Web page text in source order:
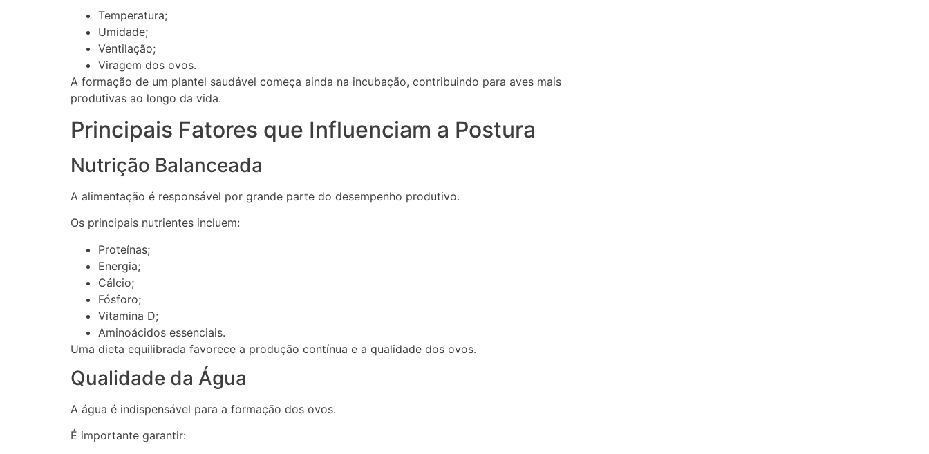
Temperatura;
Umidade;
Ventilação;
Viragem dos ovos.
A formação de um plantel saudável começa ainda na incubação, contribuindo para aves mais
produtivas ao longo da vida.
Principais Fatores que Influenciam a Postura
Nutrição Balanceada
A alimentação é responsável por grande parte do desempenho produtivo.
Os principais nutrientes incluem:
Proteínas;
Energia;
Cálcio;
Fósforo;
Vitamina D;
Aminoácidos essenciais.
Uma dieta equilibrada favorece a produção contínua e a qualidade dos ovos.
Qualidade da Água
A água é indispensável para a formação dos ovos.
É importante garantir: